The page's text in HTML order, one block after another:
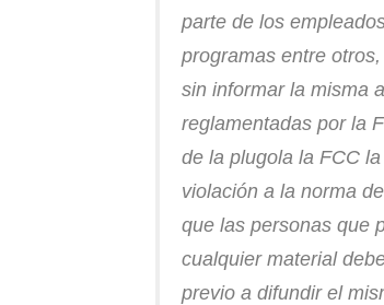
parte de los
programas entre
sin informar la misma
reglamentadas por la
de la plugola la FCC
violación a la norma
que las personas que
cualquier material
previo a difundir el